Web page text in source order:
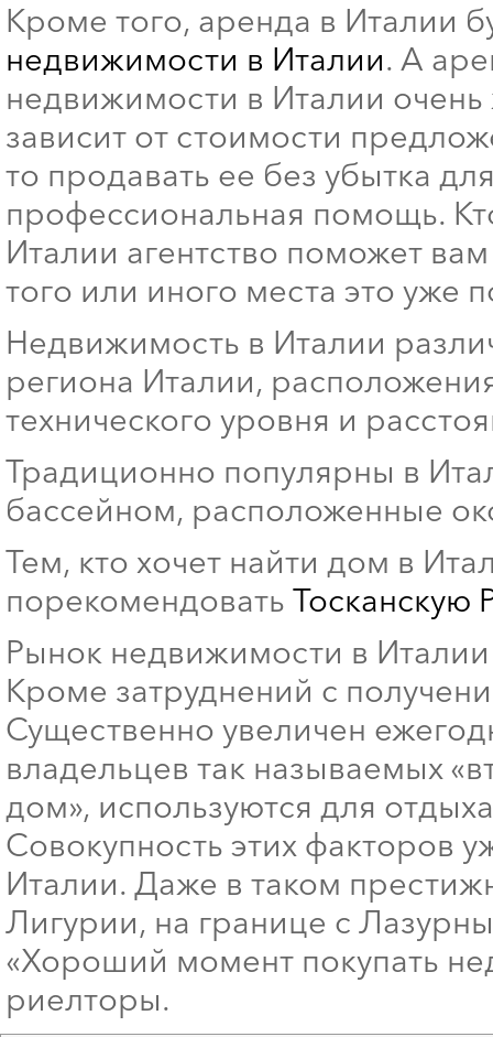
Кроме того, аренда в Италии
недвижимости в Италии. А
недвижимости в Италии
зависит от стоимости
то продавать ее без убытка
профессиональная помощь.
Италии агентство поможет
того или иного места это уже
Недвижимость в Италии
региона Италии,
технического уровня и
Традиционно популярны в
бассейном, расположенные
Тем, кто хочет найти дом в
порекомендовать Тосканскую
Рынок недвижимости в
Кроме затруднений с
Существенно увеличен
владельцев так называемых
дом», используются для
Совокупность этих факторов
Италии. Даже в таком
Лигурии, на границе с
«Хороший момент покупать
риелторы.